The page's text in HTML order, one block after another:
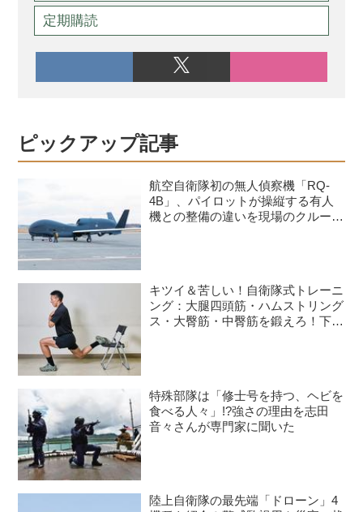
定期購読
ピックアップ記事
航空自衛隊初の無人偵察機「RQ-
4B」、パイロットが操縦する有人
機との整備の違いを現場のクルーが
キツイ＆苦しい！自衛隊式トレーニ
ング：大腿四頭筋・ハムストリング
ス・大臀筋・中臀筋を鍛えろ！下半
特殊部隊は「修士号を持つ、ヘビを
食べる人々」!?強さの理由を志田
音々さんが専門家に聞いた
陸上自衛隊の最先端「ドローン」4